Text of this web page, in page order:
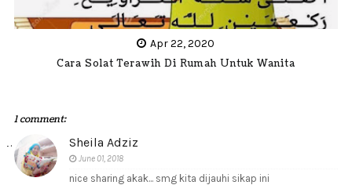
Apr 22, 2020
Cara Solat Terawih Di Rumah Untuk Wanita
1 comment:
Sheila Adziz
June 01, 2018
nice sharing akak... smg kita dijauhi sikap ini